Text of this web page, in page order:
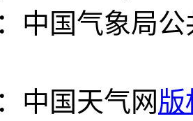
中国气象局
中国天气网版